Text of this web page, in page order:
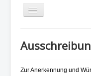
Navigation
Der Verein
Angebote
Zur Anerkennung und